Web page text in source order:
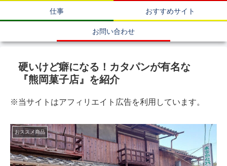
仕事 おすすめサイト
お問い合わせ
硬いけど癖になる！カタパンが有名な
『熊岡菓子店』を紹介
※当サイトはアフィリエイト広告を利用しています。
おススメ商品